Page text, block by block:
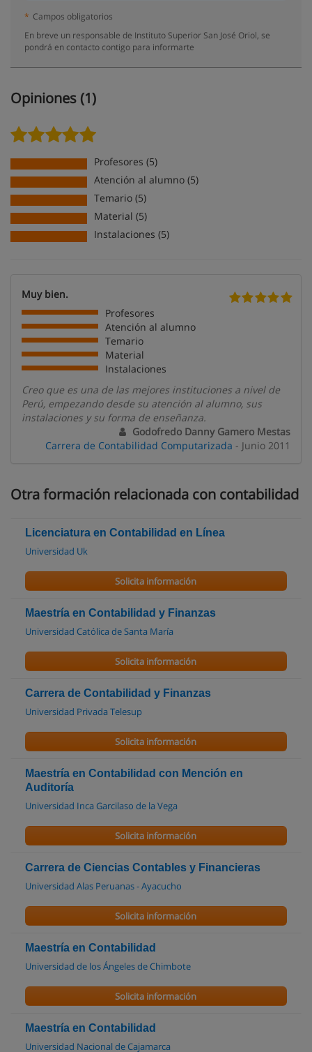
* Campos obligatorios
En breve un responsable de Instituto Superior San José Oriol, se
pondrá en contacto contigo para informarte
Opiniones (1)
Profesores (5)
Atención al alumno (5)
Temario (5)
Material (5)
Instalaciones (5)
Muy bien.
Profesores
Atención al alumno
Temario
Material
Instalaciones
Creo que es una de las mejores instituciones a nivel de
Perú, empezando desde su atención al alumno, sus
instalaciones y su forma de enseñanza.
Godofredo Danny Gamero Mestas
Carrera de Contabilidad Computarizada - Junio 2011
Otra formación relacionada con contabilidad
Licenciatura en Contabilidad en Línea
Universidad Uk
Solicita información
Maestría en Contabilidad y Finanzas
Universidad Católica de Santa María
Solicita información
Carrera de Contabilidad y Finanzas
Universidad Privada Telesup
Solicita información
Maestría en Contabilidad con Mención en
Auditoría
Universidad Inca Garcilaso de la Vega
Solicita información
Carrera de Ciencias Contables y Financieras
Universidad Alas Peruanas - Ayacucho
Solicita información
Maestría en Contabilidad
Universidad de los Ángeles de Chimbote
Solicita información
Maestría en Contabilidad
Universidad Nacional de Cajamarca